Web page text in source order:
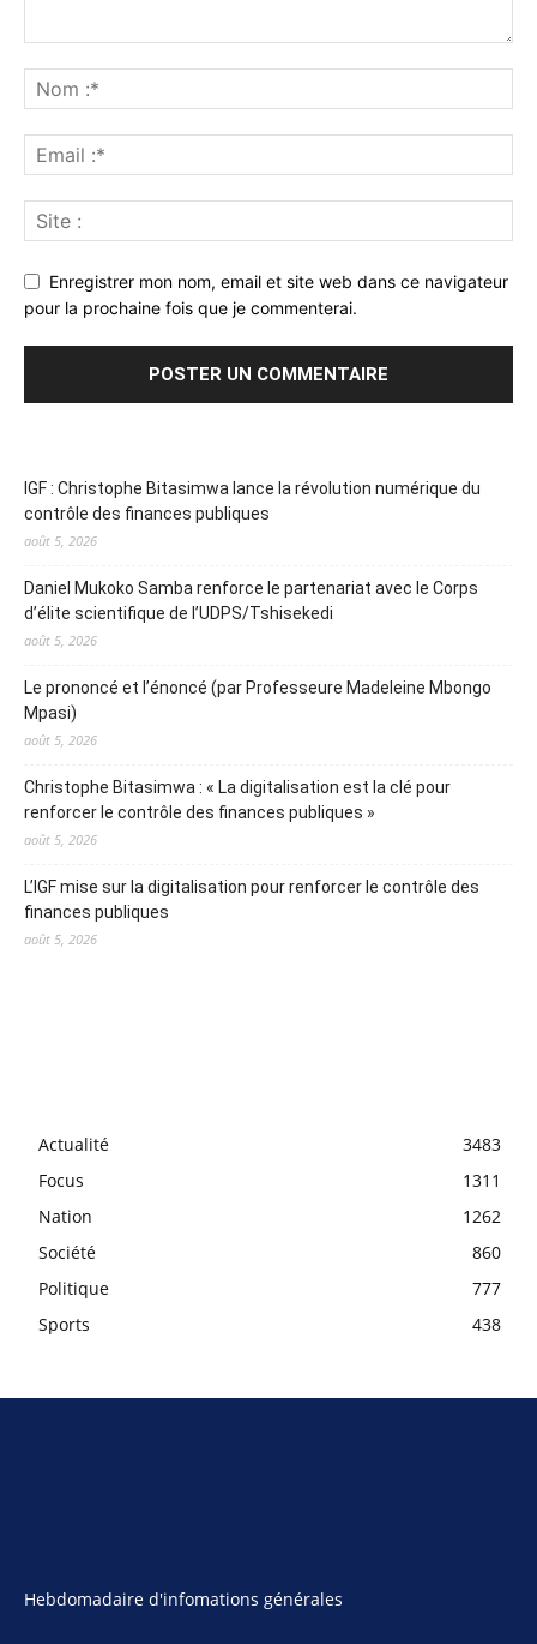
Enregistrer mon nom, email et site web dans ce navigateur
pour la prochaine fois que je commenterai.
IGF : Christophe Bitasimwa lance la révolution numérique du
contrôle des finances publiques
août 5, 2026
Daniel Mukoko Samba renforce le partenariat avec le Corps
d’élite scientifique de l’UDPS/Tshisekedi
août 5, 2026
Le prononcé et l’énoncé (par Professeure Madeleine Mbongo
Mpasi)
août 5, 2026
Christophe Bitasimwa : « La digitalisation est la clé pour
renforcer le contrôle des finances publiques »
août 5, 2026
L’IGF mise sur la digitalisation pour renforcer le contrôle des
finances publiques
août 5, 2026
Actualité
3483
Focus
1311
Nation
1262
Société
860
Politique
777
Sports
438
Hebdomadaire d'infomations générales